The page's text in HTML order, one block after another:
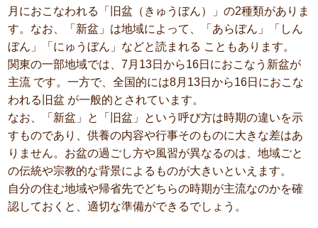
月におこなわれる「旧盆（きゅうぼん）」の2種類がありま
す。なお、「新盆」は地域によって、「あらぼん」「しん
ぼん」「にゅうぼん」などと読まれる こともあります。
関東の一部地域では、7月13日から16日におこなう新盆が
主流 です。一方で、全国的には8月13日から16日におこな
われる旧盆 が一般的とされています。
なお、「新盆」と「旧盆」という呼び方は時期の違いを示
すものであり、供養の内容や行事そのものに大きな差はあ
りません。お盆の過ごし方や風習が異なるのは、地域ごと
の伝統や宗教的な背景によるものが大きいといえます。
自分の住む地域や帰省先でどちらの時期が主流なのかを確
認しておくと、適切な準備ができるでしょう。